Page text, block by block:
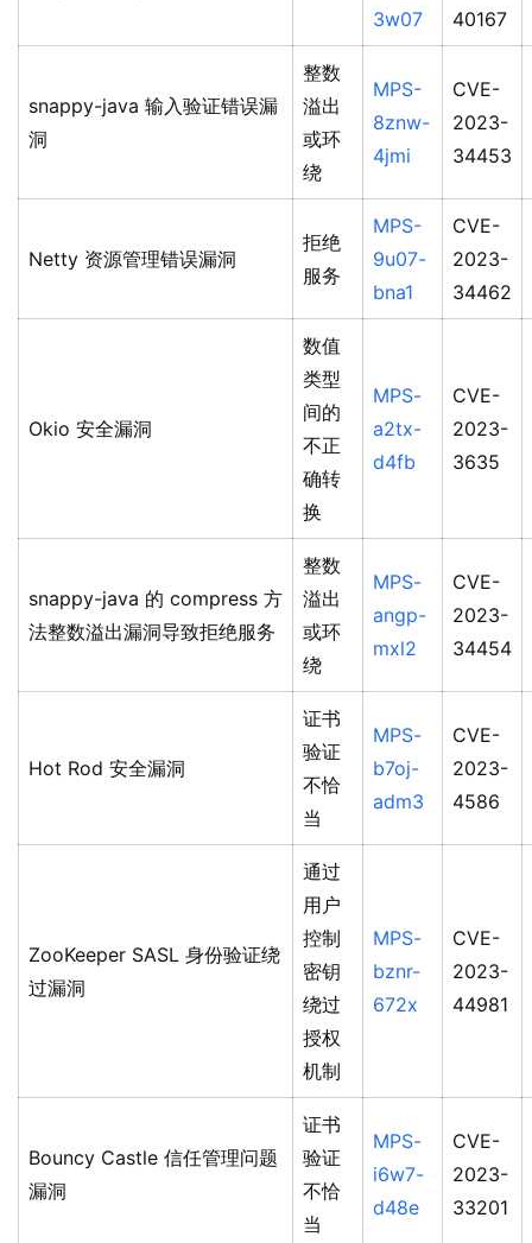
3w07
40167
snappy-java 输入验证错误漏
洞
整数
溢出
或环
绕
MPS-
8znw-
4jmi
CVE-
2023-
34453
Netty 资源管理错误漏洞
拒绝
服务
MPS-
9u07-
bna1
CVE-
2023-
34462
Okio 安全漏洞
数值
类型
间的
不正
确转
换
MPS-
a2tx-
d4fb
CVE-
2023-
3635
snappy-java 的 compress 方
法整数溢出漏洞导致拒绝服务
整数
溢出
或环
绕
MPS-
angp-
mxl2
CVE-
2023-
34454
Hot Rod 安全漏洞
证书
验证
不恰
当
MPS-
b7oj-
adm3
CVE-
2023-
4586
ZooKeeper SASL 身份验证绕
过漏洞
通过
用户
控制
密钥
绕过
授权
机制
MPS-
bznr-
672x
CVE-
2023-
44981
Bouncy Castle 信任管理问题
漏洞
证书
验证
不恰
当
MPS-
i6w7-
d48e
CVE-
2023-
33201